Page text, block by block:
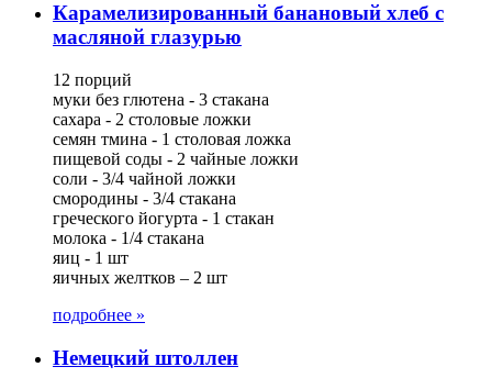
Карамелизированный банановый хлеб с
масляной глазурью
12 порций
муки без глютена - 3 стакана
сахара - 2 столовые ложки
семян тмина - 1 столовая ложка
пищевой соды - 2 чайные ложки
соли - 3/4 чайной ложки
смородины - 3/4 стакана
греческого йогурта - 1 стакан
молока - 1/4 стакана
яиц - 1 шт
яичных желтков – 2 шт
подробнее »
Немецкий штоллен